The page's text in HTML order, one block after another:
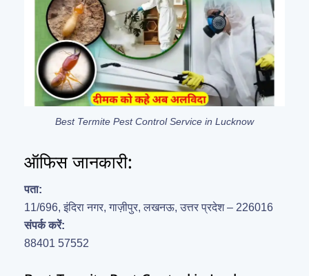
Best Termite Pest Control Service in Lucknow
ऑफिस जानकारी:
पता:
11/696, इंदिरा नगर, गाज़ीपुर, लखनऊ, उत्तर प्रदेश – 226016
संपर्क करें:
88401 57552